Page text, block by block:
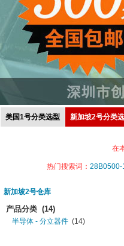
美国1号分类选型 新加坡2号分类
在
热门搜索词： 28B0500-
新加坡2号仓库
产品分类 (14)
半导体 - 分立器件 (14)